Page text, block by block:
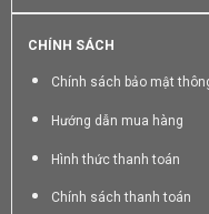
CHÍNH SÁCH
Chính sách bảo mật
Hướng dẫn mua hàng
Hình thức thanh toán
Chính sách thanh toán